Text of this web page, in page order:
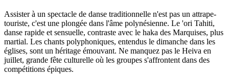
Assister à un spectacle de danse traditionnelle n'est pas un attrape-
touriste, c'est une plongée dans l'âme polynésienne. Le 'ori Tahiti,
danse rapide et sensuelle, contraste avec le haka des Marquises, plus
martial. Les chants polyphoniques, entendus le dimanche dans les
églises, sont un héritage émouvant. Ne manquez pas le Heiva en
juillet, grande fête culturelle où les groupes s'affrontent dans des
compétitions épiques.